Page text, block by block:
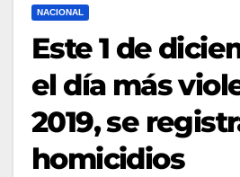
NACIONAL
Este 1 de
el día más
2019, se
homicidios